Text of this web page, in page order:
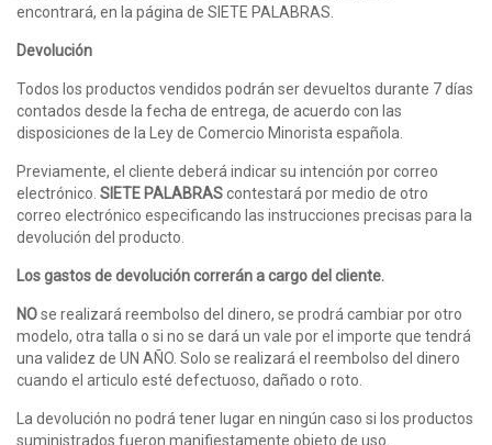
encontrará, en la página de SIETE PALABRAS.
Devolución
Todos los productos vendidos podrán ser devueltos durante 7 días
contados desde la fecha de entrega, de acuerdo con las
disposiciones de la Ley de Comercio Minorista española.
Previamente, el cliente deberá indicar su intención por correo
electrónico. SIETE PALABRAScontestará por medio de otro
correo electrónico especificando las instrucciones precisas para la
devolución del producto.
Los gastos de devolución correrán a cargo del cliente.
NOse realizará reembolso del dinero, se prodrá cambiar por otro
modelo, otra talla o si no se dará un vale por el importe que tendrá
una validez de UN AÑO. Solo se realizará el reembolso del dinero
cuando el articulo esté defectuoso, dañado o roto.
La devolución no podrá tener lugar en ningún caso si los productos
suministrados fueron manifiestamente objeto de uso.